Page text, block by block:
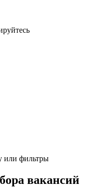
или фильтры
вакансий